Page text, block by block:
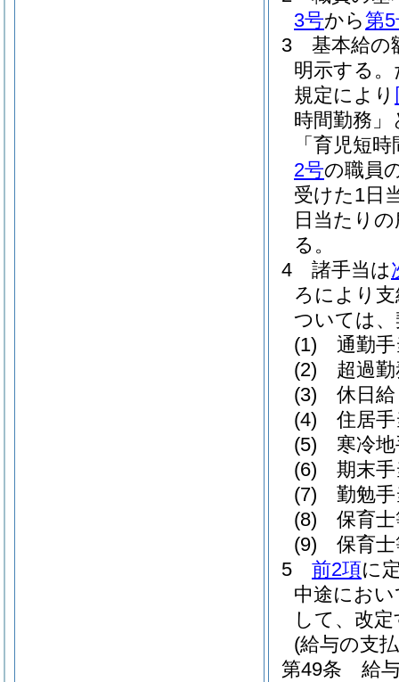
3号から第
3
基本給の
明示する。
規定により
時間勤務
「育児短
2号の職員
受けた1日
日当たり
る。
4
諸手当は
ろにより
ついては
(1)
通勤
(2)
超過
(3)
休日給
(4)
住居
(5)
寒冷
(6)
期末
(7)
勤勉
(8)
保育
(9)
保育
5
前2項に
中途にお
して、改
(給与の支
第49条
給